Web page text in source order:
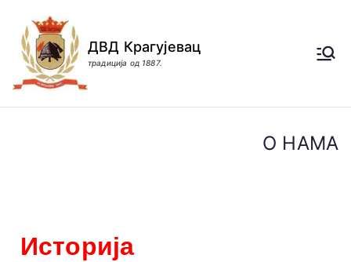
ДВД Крагујевац
традиција од 1887.
О НАМА
Историја